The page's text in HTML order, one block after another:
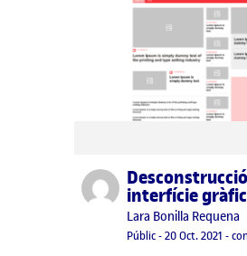
Publicat per
interfície
Publicat per
Lara Bonilla Requena
Visibilitat:
Públic-Data de
20 Oct. 2021 -